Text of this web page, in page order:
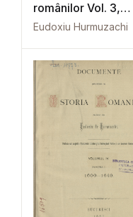
românilor Vol. 3,
Part. 1
Eudoxiu Hurmuzachi